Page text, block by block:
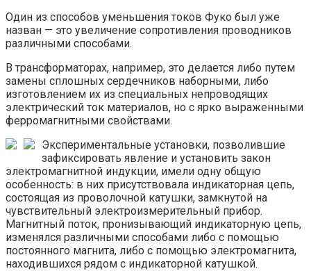
Один из способов уменьшения токов Фуко был уже
назван — это увеличение сопротивления проводников
различными способами.
В трансформаторах, например, это делается либо путем
замены сплошных сердечников наборными, либо
изготовлением их из специальных непроводящих
электрический ток материалов, но с ярко выраженными
ферромагнитными свойствами.
Экспериментальные установки, позволившие
зафиксировать явление и установить закон
электромагнитной индукции, имели одну общую
особенность: в них присутствовала индикаторная цепь,
состоящая из проволочной катушки, замкнутой на
чувствительный электроизмерительный прибор.
Магнитный поток, пронизывающий индикаторную цепь,
изменялся различными способами либо с помощью
постоянного магнита, либо с помощью электромагнита,
находившихся рядом с индикаторной катушкой.